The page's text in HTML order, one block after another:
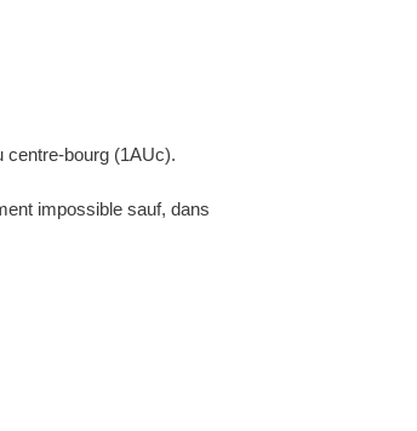
centre-bourg (1AUc).
impossible sauf, dans